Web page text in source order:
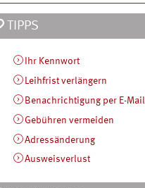
TIPPS
Ihr Kennwort
Leihfrist verlängern
Benachrichtigung per E-Mail
Gebühren vermeiden
Adressänderung
Ausweisverlust